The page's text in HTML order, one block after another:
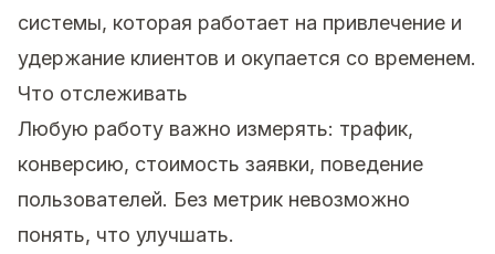
системы, которая работает на привлечение и
удержание клиентов и окупается со временем.
Что отслеживать
Любую работу важно измерять: трафик,
конверсию, стоимость заявки, поведение
пользователей. Без метрик невозможно
понять, что улучшать.